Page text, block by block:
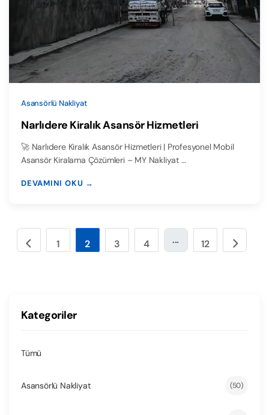
Asansörlü Nakliyat
Narlıdere Kiralık Asansör Hizmetleri
🚀 Narlıdere Kiralık Asansör Hizmetleri | Profesyonel Mobil
Asansör Kiralama Çözümleri – MY Nakliyat …
DEVAMINI OKU →
1 2 3 4 ... 12
Kategoriler
Tümü
Asansörlü Nakliyat (50)